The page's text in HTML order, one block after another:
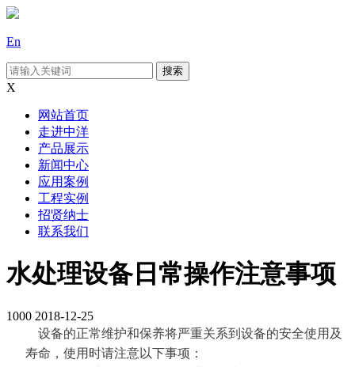
En
X
网站首页
走进中洋
产品展示
新闻中心
应用案例
工程实例
招贤纳士
联系我们
水处理设备日常操作注意事项
1000 2018-12-25
设备的正常维护和保养将严重关系到设备的安全使用及
寿命， 使用时请注意以下事项：